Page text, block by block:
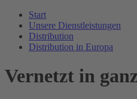
Start
Unsere Dienstleistungen
Distribution
Distribution in Europa
Vernetzt in